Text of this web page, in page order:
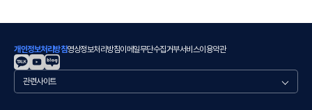
개인정보처리방침영상정보처리방침이메일무단수집거부서비스이용약관
관
련